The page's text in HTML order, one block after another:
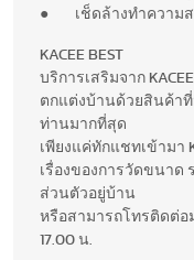
● เช็ดล้างทำความส
KACEE BEST
บริการเสริมจาก
ตกแต่งบ้านด้วยสินค้า
ท่านมากที่สุด
เพียงแค่ทักแชทเข้ามา
เรื่องของการวัดขนาด
ส่วนตัวอยู่บ้าน
หรือสามารถโทรติดต่อ
17.00 น.